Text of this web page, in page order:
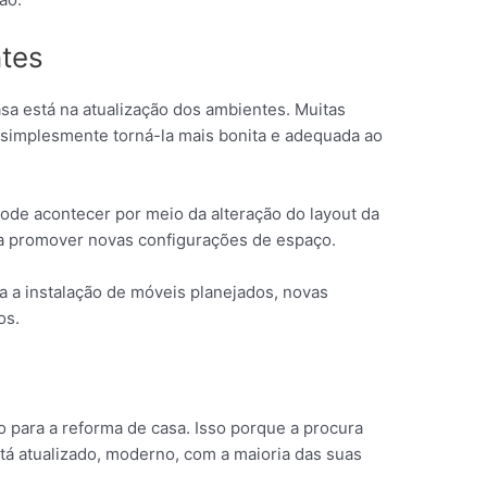
está na atualização dos ambientes. Muitas
torná-la mais bonita e adequada ao
acontecer por meio da alteração do layout da
promover novas configurações de espaço.
instalação de móveis planejados, novas
a reforma de casa. Isso porque a procura
atualizado, moderno, com a maioria das suas